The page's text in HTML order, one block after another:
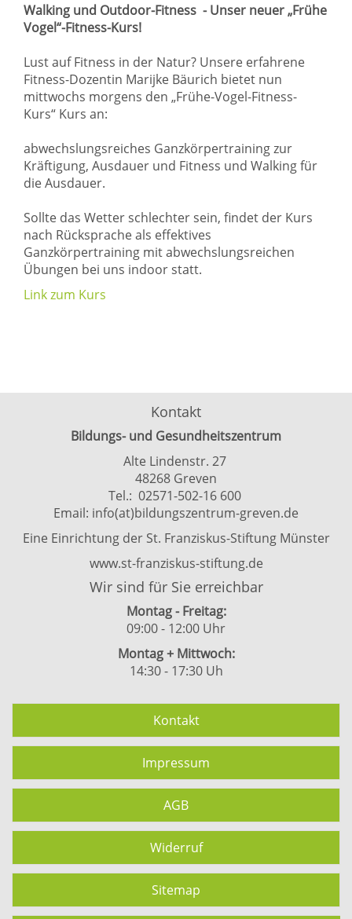
Walking und Outdoor-Fitness - Unser neuer „Frühe
Vogel“-Fitness-Kurs!
Lust auf Fitness in der Natur? Unsere erfahrene
Fitness-Dozentin Marijke Bäurich bietet nun
mittwochs morgens den „Frühe-Vogel-Fitness-
Kurs“ Kurs an:
abwechslungsreiches Ganzkörpertraining zur
Kräftigung, Ausdauer und Fitness und Walking für
die Ausdauer.
Sollte das Wetter schlechter sein, findet der Kurs
nach Rücksprache als effektives
Ganzkörpertraining mit abwechslungsreichen
Übungen bei uns indoor statt.
Link zum Kurs
Kontakt
Bildungs- und Gesundheitszentrum
Alte Lindenstr. 27
48268 Greven
Tel.: 02571-502-16 600
Email: info(at)bildungszentrum-greven.de
Eine Einrichtung der St. Franziskus-Stiftung Münster
www.st-franziskus-stiftung.de
Wir sind für Sie erreichbar
Montag - Freitag:
09:00 - 12:00 Uhr
Montag + Mittwoch:
14:30 - 17:30 Uh
Kontakt
Impressum
AGB
Widerruf
Sitemap